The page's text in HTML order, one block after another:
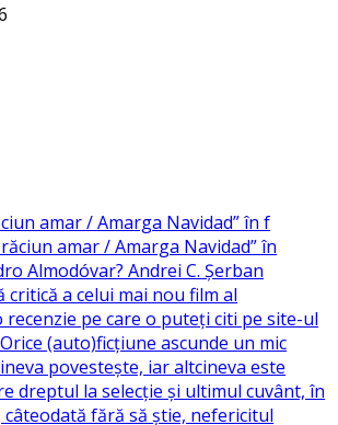
amar / Amarga Navidad” în f